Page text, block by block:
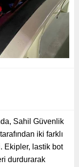
Sahil Güvenlik
iki farklı
Ekipler, lastik bot
durdurarak